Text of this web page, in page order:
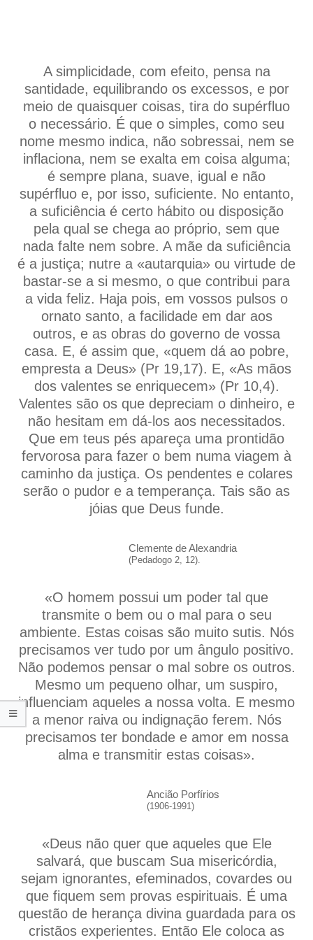
A simplicidade, com efeito, pensa na
santidade, equilibrando os excessos, e por
meio de quaisquer coisas, tira do supérfluo
o necessário. É que o simples, como seu
nome mesmo indica, não sobressai, nem se
inflaciona, nem se exalta em coisa alguma;
é sempre plana, suave, igual e não
supérfluo e, por isso, suficiente. No entanto,
a suficiência é certo hábito ou disposição
pela qual se chega ao próprio, sem que
nada falte nem sobre. A mãe da suficiência
é a justiça; nutre a «autarquia» ou virtude de
bastar-se a si mesmo, o que contribui para
a vida feliz. Haja pois, em vossos pulsos o
ornato santo, a facilidade em dar aos
outros, e as obras do governo de vossa
casa. E, é assim que, «quem dá ao pobre,
empresta a Deus» (Pr 19,17). E, «As mãos
dos valentes se enriquecem» (Pr 10,4).
Valentes são os que depreciam o dinheiro, e
não hesitam em dá-los aos necessitados.
Que em teus pés apareça uma prontidão
fervorosa para fazer o bem numa viagem à
caminho da justiça. Os pendentes e colares
serão o pudor e a temperança. Tais são as
jóias que Deus funde.
Clemente de Alexandria
(Pedadogo 2, 12).
«O homem possui um poder tal que
transmite o bem ou o mal para o seu
ambiente. Estas coisas são muito sutis. Nós
precisamos ver tudo por um ângulo positivo.
Não podemos pensar o mal sobre os outros.
Mesmo um pequeno olhar, um suspiro,
influenciam aqueles a nossa volta. E mesmo
a menor raiva ou indignação ferem. Nós
precisamos ter bondade e amor em nossa
alma e transmitir estas coisas».
Ancião Porfírios
(1906-1991)
«Deus não quer que aqueles que Ele
salvará, que buscam Sua misericórdia,
sejam ignorantes, efeminados, covardes ou
que fiquem sem provas espirituais. É uma
questão de herança divina guardada para os
cristãos experientes. Então Ele coloca as